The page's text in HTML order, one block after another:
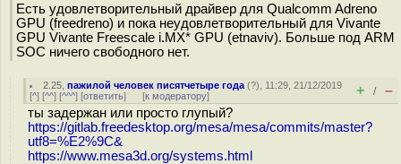
Есть удовлетворительный драйвер для Qualcomm Adreno
GPU (freedreno) и пока неудовлетворительный для Vivante
GPU Vivante Freescale i.MX* GPU (etnaviv). Больше под ARM
SOC ничего свободного нет.
2.25 ,пажилой человек писятчетыре года (?), 11:29, 21/12/2019
[^] [^^] [^^^] [ответить] [к модератору] + / –
ты задержан или просто глупый?
https://gitlab.freedesktop.org/mesa/mesa/commits/master?
utf8=%E2%9C&
https://www.mesa3d.org/systems.html